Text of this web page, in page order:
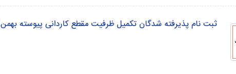
ثبت نام پذیرفته شدگان تکمیل ظرفیت مقطع کاردانی پیوسته بهمن۱۳۹۹